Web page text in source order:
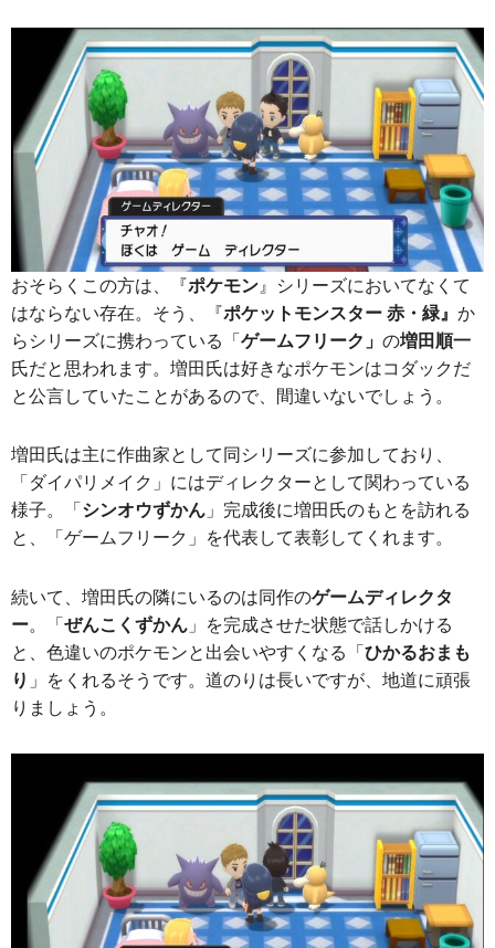
おそらくこの方は、『ポケモン』シリーズにおいてなくて
はならない存在。そう、『ポケットモンスター 赤・緑』 か
らシリーズに携わっている「ゲームフリーク」 の増田順一
氏だと思われます。増田氏は好きなポケモンはコダックだ
と公言していたことがあるので、間違いないでしょう。
増田氏は主に作曲家として同シリーズに参加しており、
「ダイパリメイク」にはディレクターとして関わっている
様子。「シンオウずかん 」完成後に増田氏のもとを訪れる
と、「ゲームフリーク」を代表して表彰してくれます。
続いて、増田氏の隣にいるのは同作のゲームディレクタ
ー。「ぜんこくずかん 」を完成させた状態で話しかける
と、色違いのポケモンと出会いやすくなる「ひかるおまも
り 」をくれるそうです。道のりは長いですが、地道に頑張
りましょう。